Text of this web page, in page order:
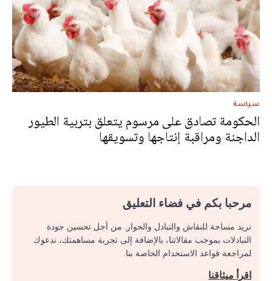
سياسة
الحكومة تصادق على مرسوم يتعلق بتربية الطيور
الداجنة ومراقبة إنتاجها وتسويقها
مرحبا بكم في فضاء التعليق
نريد مساحة للنقاش والتبادل والحوار. من أجل تحسين جودة
التبادلات بموجب مقالاتنا، بالإضافة إلى تجربة مساهمتك، ندعوك
لمراجعة قواعد الاستخدام الخاصة بنا.
اقرأ ميثاقنا